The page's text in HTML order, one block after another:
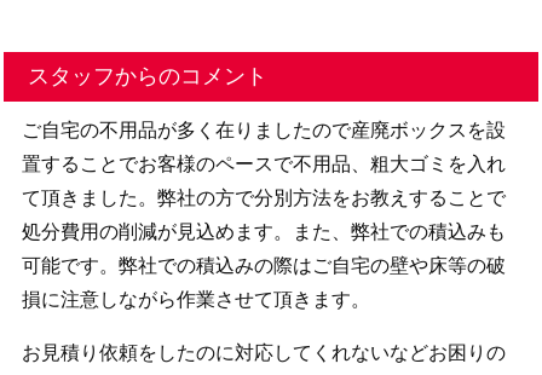
スタッフからのコメント
ご自宅の不用品が多く在りましたので産廃ボックスを設
置することでお客様のペースで不用品、粗大ゴミを入れ
て頂きました。弊社の方で分別方法をお教えすることで
処分費用の削減が見込めます。また、弊社での積込みも
可能です。弊社での積込みの際はご自宅の壁や床等の破
損に注意しながら作業させて頂きます。
お見積り依頼をしたのに対応してくれないなどお困りの